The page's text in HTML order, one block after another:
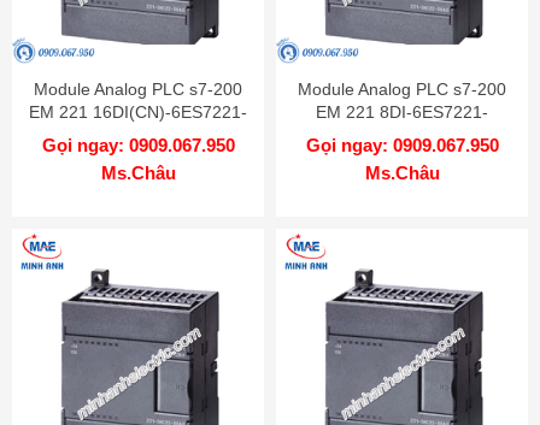
Module Analog PLC s7-200
EM 221 16DI(CN)-6ES7221-
1BH22-0XA8
Gọi ngay: 0909.067.950
Ms.Châu
Module Analog PLC s7-200
EM 221 8DI-6ES7221-
1EF22-0XA0
Gọi ngay: 0909.067.950
Ms.Châu